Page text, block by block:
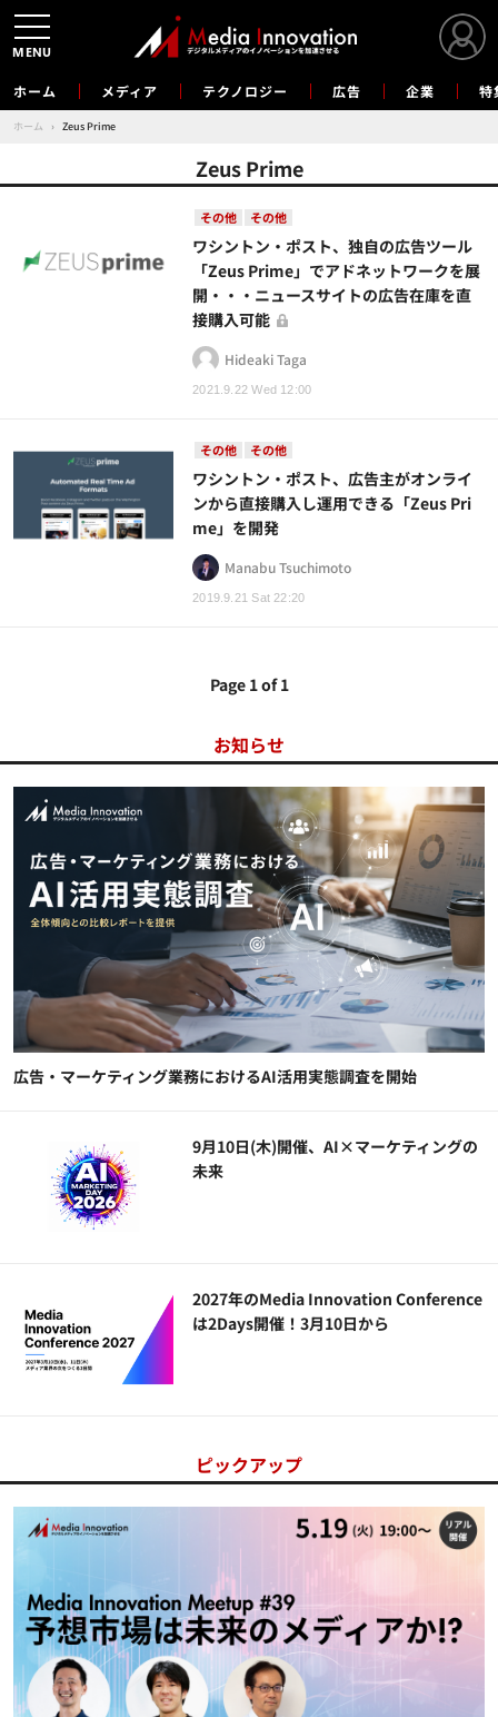
ホーム メディア テクノロジー 広告 企業 特
ホーム › Zeus Prime
Zeus Prime
その他 その他
2021.9.22 Wed 12:00
ワシントン・ポスト、独自の広告ツール
「Zeus Prime」でアドネットワークを展
開・・・ニュースサイトの広告在庫を直
接購入可能
Hideaki Taga
その他 その他
2019.9.21 Sat 22:20
ワシントン・ポスト、広告主がオンライ
ンから直接購入し運用できる「Zeus Pri
me」を開発
Manabu Tsuchimoto
Page 1 of 1
お知らせ
広告・マーケティング業務におけるAI活用実態調査を開始
9月10日(木)開催、AI×マーケティングの
未来
2027年のMedia Innovation Conference
は2Days開催！3月10日から
ピックアップ
MENU